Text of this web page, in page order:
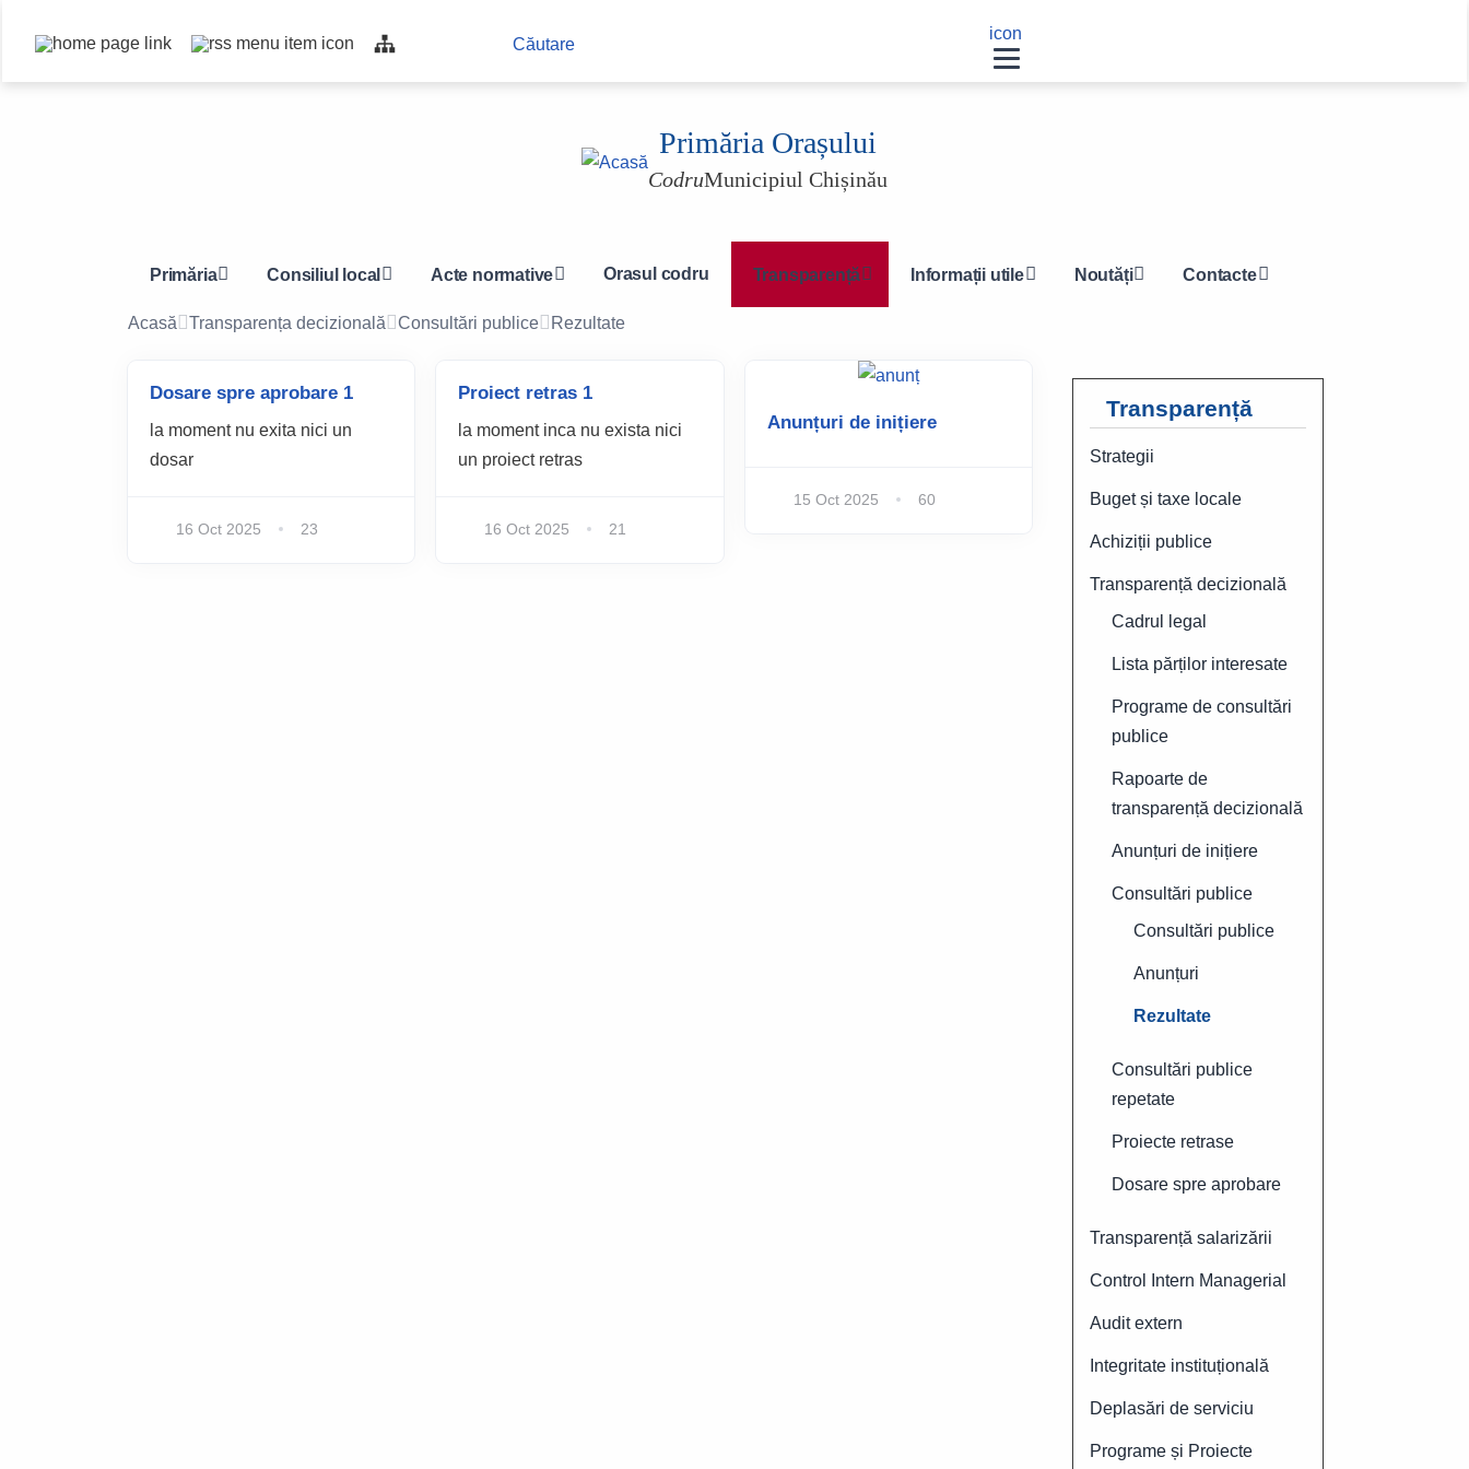
Top
bar
Navigation
other
Căutare
Navigation
other
icon
Primăria Orașului
CodruMunicipiul Chișinău
Primăria Consiliul local Acte normative Orasul codru Transparență Informații utile Noutăți Contacte
Acasă Transparența decizională Consultări publice Rezultate
Dosare spre aprobare 1
la moment nu exita nici un
dosar
16 Oct 2025 23
Proiect retras 1
la moment inca nu exista nici
un proiect retras
16 Oct 2025 21
Anunțuri de inițiere
15 Oct 2025 60
Transparență
Strategii
Buget și taxe locale
Achiziții publice
Transparență decizională
Cadrul legal
Lista părților interesate
Programe de consultări
publice
Rapoarte de
transparență decizională
Anunțuri de inițiere
Consultări publice
Consultări publice
Anunțuri
Rezultate
Consultări publice
repetate
Proiecte retrase
Dosare spre aprobare
Transparență salarizării
Control Intern Managerial
Audit extern
Integritate instituțională
Deplasări de serviciu
Programe și Proiecte